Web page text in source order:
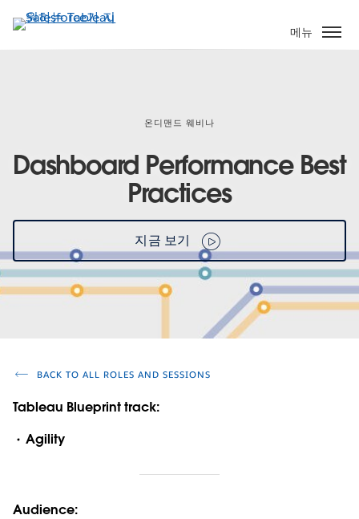
요
메뉴
온디맨드 웨비나
Dashboard Performance Best
Practices
지금 보기
BACK TO ALL ROLES AND SESSIONS
Tableau Blueprint track:
Agility
Audience: